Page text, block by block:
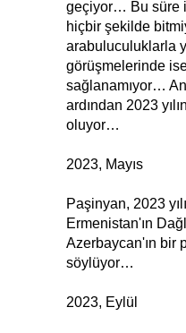
geçiyor… Bu süre
hiçbir şekilde
arabuluculuklarla
görüşmelerinde
sağlanamıyor…
ardından 2023
oluyor…
2023, Mayıs
Paşinyan, 2023
Ermenistan'ın
Azerbaycan'ın bir
söylüyor…
2023, Eylül